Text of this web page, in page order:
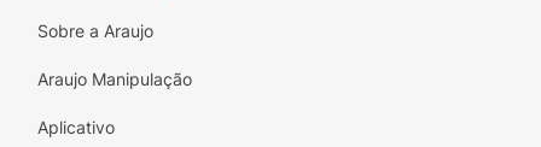
Alumínio
da pele sem obstruir os poros, sendo uma
excelente opção para quem busca
eficácia antitranspirante.
Sobre a Araujo
Araujo Manipulação
Aplicativo